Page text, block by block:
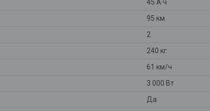
45 А·ч
95 км
2
240 кг
61 км/ч
3 000 Вт
Да